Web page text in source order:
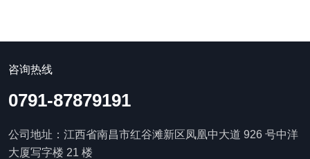
咨询热线
0791-87879191
公司地址：江西省南昌市红谷滩新区凤凰中大道 926 号中洋
大厦写字楼 21 楼